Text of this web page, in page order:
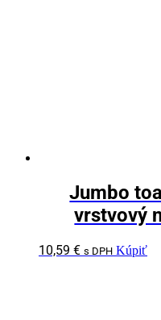
Jumbo
vrstvový
10,59 € s DPH Kúpiť